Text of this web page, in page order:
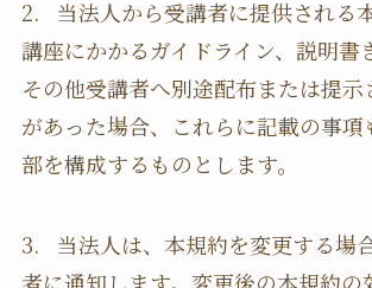
2. 当法人から受講者に提供される
講座にかかるガイドライン、説明書
その他受講者へ別途配布または提示
があった場合、これらに記載の事項
部を構成するものとします。
3. 当法人は、本規約を変更する場